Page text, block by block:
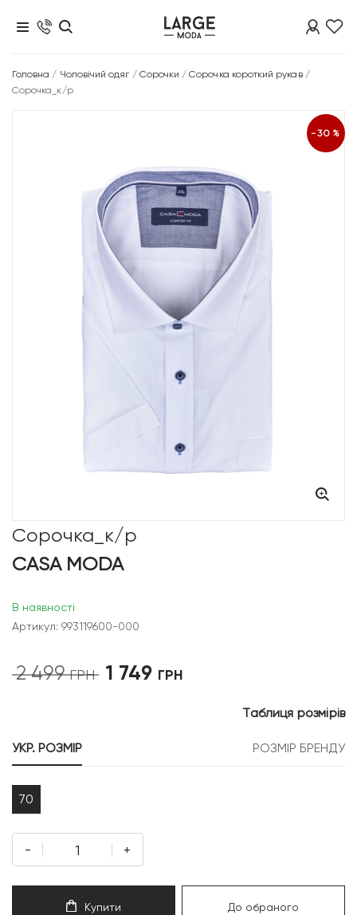
Головна / Чоловічий одяг / Сорочки /Сорочка короткий рукав/
Сорочка_к/р
-30%
Сорочка_к/р
CASA MODA
В наявності
Артикул: 993119600-000
2 499ГРН
Оригінальна
1 749 ГРН
УКР. РОЗМІР
РОЗМІР БРЕНДУ
Таблиця розмірів
70
- +
Купити До обраного